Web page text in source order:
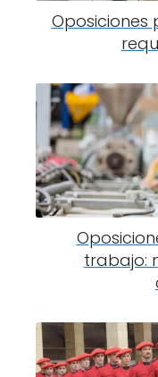
Oposiciones
trabajo: